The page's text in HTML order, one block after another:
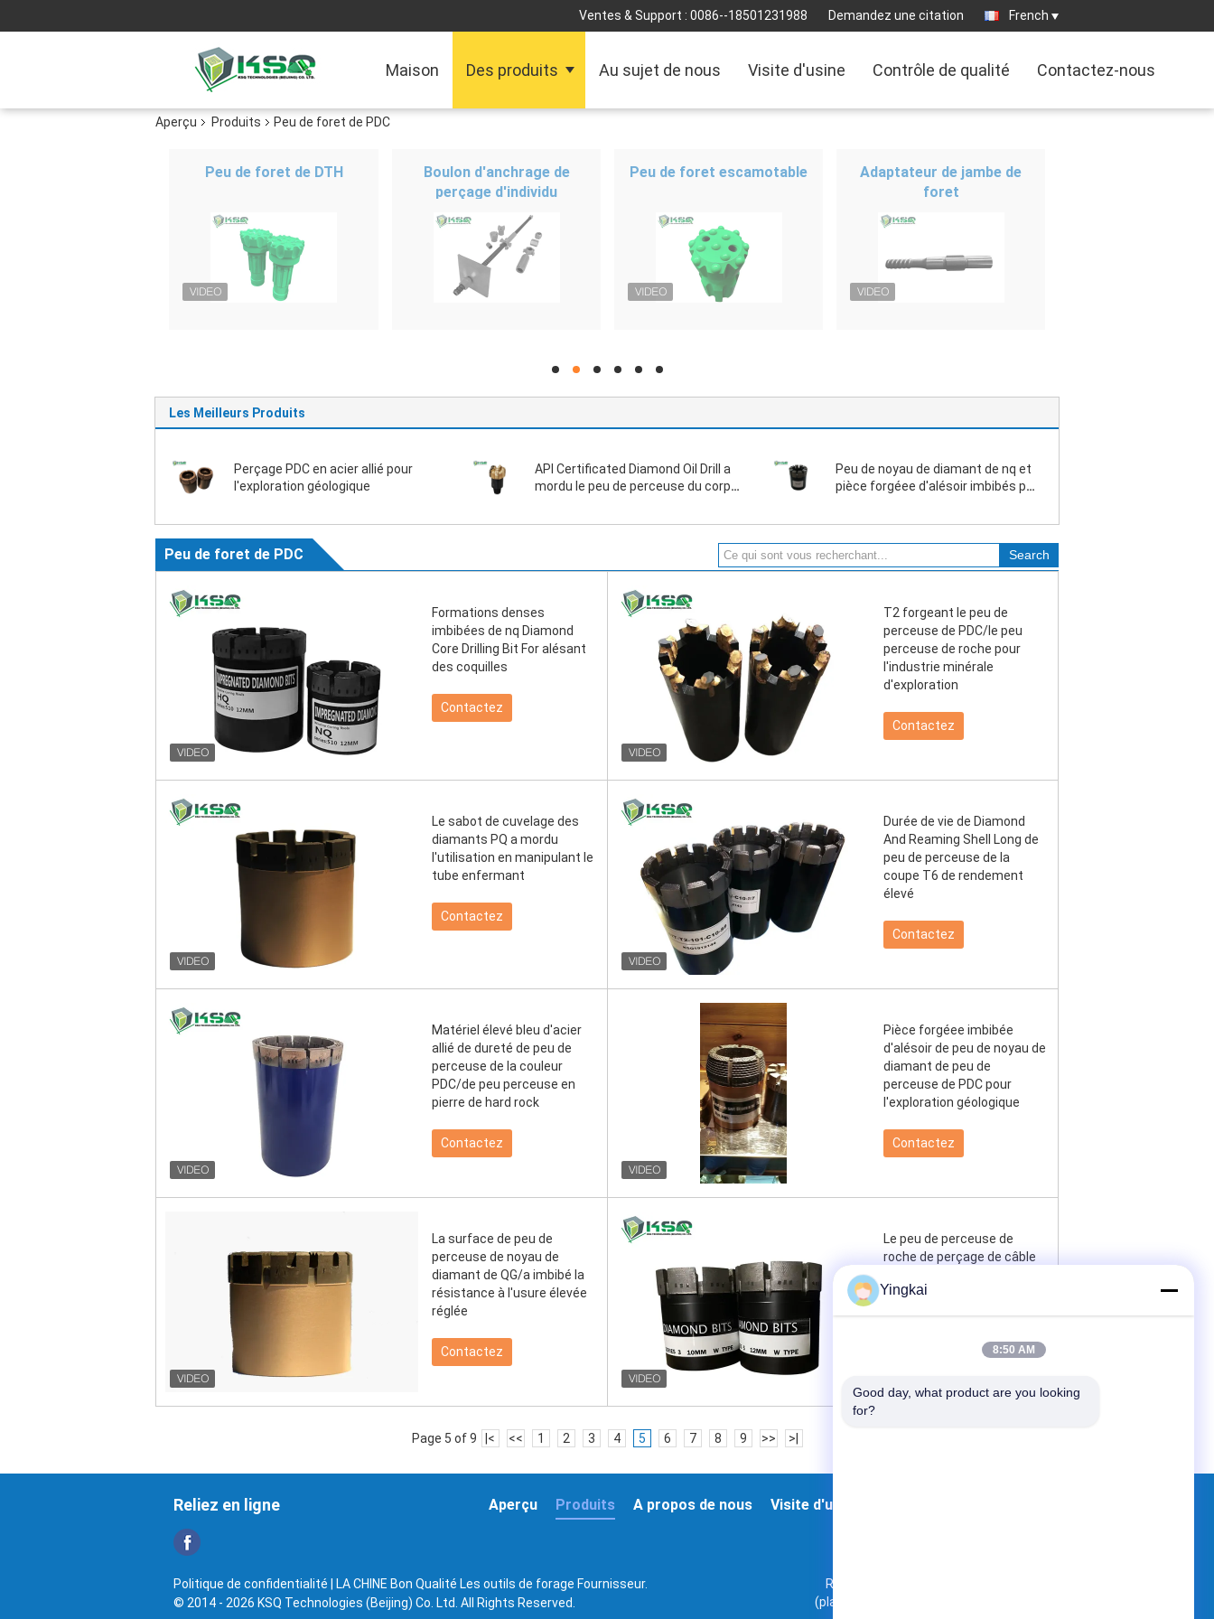
Ventes & Support : 0086--18501231988 Demandez une citation French
Maison Des produits Au sujet de nous Visite d'usine Contrôle de qualité Contactez-nous
Aperçu Produits Peu de foret de PDC
Peu de foret de DTH
Boulon d'anchrage de
perçage d'individu
Peu de foret escamotable
Adaptateur de jambe de
foret
hd hd hd hd hd hd
Les Meilleurs Produits
Perçage PDC en acier allié pour
l'exploration géologique
API Certificated Diamond Oil Drill a
mordu le peu de perceuse du corps
Peu de noyau de diamant de nq et
pièce forgéee d'alésoir imbibés par
Peu de foret de PDC
Formations denses
imbibées de nq Diamond
Core Drilling Bit For alésant
des coquilles
Contactez
T2 forgeant le peu de
perceuse de PDC/le peu
perceuse de roche pour
l'industrie minérale
d'exploration
Contactez
Le sabot de cuvelage des
diamants PQ a mordu
l'utilisation en manipulant le
tube enfermant
Contactez
Durée de vie de Diamond
And Reaming Shell Long de
peu de perceuse de la
coupe T6 de rendement
élevé
Contactez
Matériel élevé bleu d'acier
allié de dureté de peu de
perceuse de la couleur
PDC/de peu perceuse en
pierre de hard rock
Contactez
Pièce forgéee imbibée
d'alésoir de peu de noyau de
diamant de peu de
perceuse de PDC pour
l'exploration géologique
Contactez
La surface de peu de
perceuse de noyau de
diamant de QG/a imbibé la
résistance à l'usure élevée
réglée
Contactez
Le peu de perceuse de
roche de perçage de câble
de forage auxiliaires
Page 5 of 9 |< << 1 2 3 4 5 6 7 8 9 >> >|
Reliez en ligne Visite d'usine
A propos de nous
Produits
Aperçu
Politique de confidentialité | LA CHINE Bon Qualité Les outils de forage Fournisseur.
© 2014 - 2026 KSQ Technologies (Beijing) Co. Ltd. All Rights Reserved.
Room9-616, route de no. 10 Zhenxing
(plaza de MDW), secteur de Changping,
Yingkai
8:50 AM
Good day, what product are you looking
for?